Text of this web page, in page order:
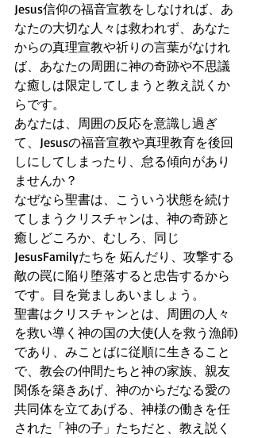
Jesus信仰の福音宣教をしなければ、あ
なたの大切な人々は救われず、あなた
からの真理宣教や祈りの言葉がなけれ
ば、あなたの周囲に神の奇跡や不思議
な癒しは限定してしまうと教え説くか
らです。
あなたは、周囲の反応を意識し過ぎ
て、Jesusの福音宣教や真理教育を後回
しにしてしまったり、怠る傾向があり
ませんか？
なぜなら聖書は、こういう状態を続け
てしまうクリスチャンは、神の奇跡と
癒しどころか、むしろ、同じ
JesusFamilyたちを 妬んだり、攻撃する
敵の罠に陥り堕落すると忠告するから
です。目を覚ましあいましょう。
聖書はクリスチャンとは、周囲の人々
を救い導く神の国の大使(人を救う漁師)
であり、みことばに従順に生きること
で、教会の仲間たちと神の家族、親友
関係を築きあげ、神のからだなる愛の
共同体を立てあげる、神様の働きを任
された「神の子」たちだと、教え説く